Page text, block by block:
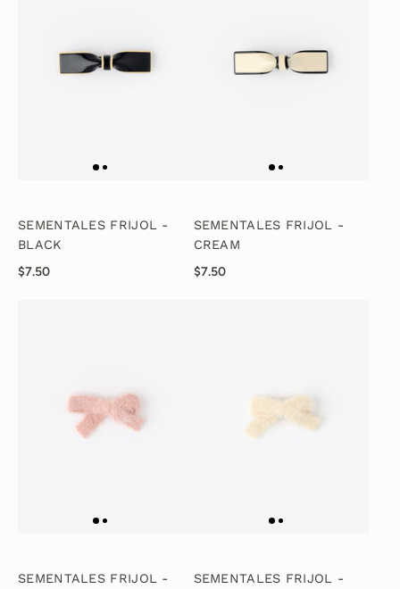
SEMENTALES FRIJOL -
BLACK
$7.50
SEMENTALES FRIJOL -
CREAM
$7.50
SEMENTALES FRIJOL -
SEMENTALES FRIJOL -